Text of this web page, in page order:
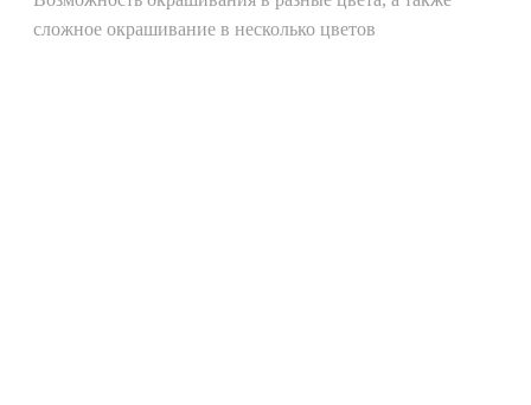
сложное окрашивание в несколько цветов